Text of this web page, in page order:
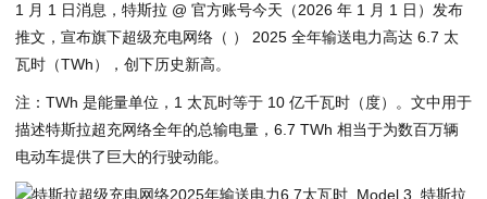
1 月 1 日消息，特斯拉 @ 官方账号今天（2026 年 1 月 1 日）发布
推文，宣布旗下超级充电网络（ ） 2025 全年输送电力高达 6.7 太
瓦时（TWh），创下历史新高。
注：TWh 是能量单位，1 太瓦时等于 10 亿千瓦时（度）。文中用于
描述特斯拉超充网络全年的总输电量，6.7 TWh 相当于为数百万辆
电动车提供了巨大的行驶动能。